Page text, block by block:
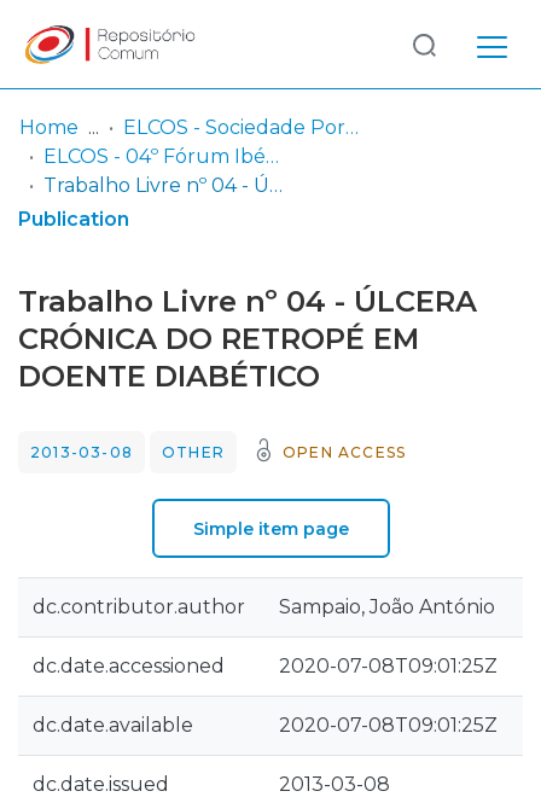
Communities
& Collections
Entities
Statistics
Log
In
(current)
Home
ELCOS - Sociedade Portuguesa de Feridas
ELCOS - 04º Fórum Ibérico de Úlceras e Feridas (Albufeira - 2013)
Trabalho Livre nº 04 - ÚLCERA CRÓNICA DO RETROPÉ EM DOENTE DIABÉTICO
Publication
Trabalho Livre nº 04 - ÚLCERA
CRÓNICA DO RETROPÉ EM
DOENTE DIABÉTICO
2013-03-08 OTHER OPEN ACCESS
Simple item page
dc.contributor.author Sampaio, João António
dc.date.accessioned 2020-07-08T09:01:25Z
dc.date.available 2020-07-08T09:01:25Z
dc.date.issued 2013-03-08